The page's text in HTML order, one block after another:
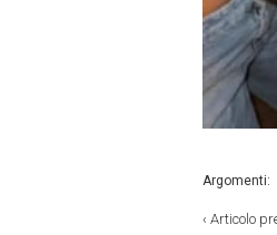
Argomenti:
‹ Articolo